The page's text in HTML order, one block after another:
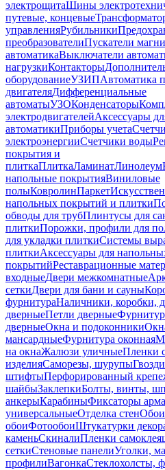
электрощитаШины
путевые, концевые
управленияРубильники
преобразователиПускатели
автоматикаВыключатели
нагрузкиКонтакторы
оборудованиеУЗИПАвтоматика
двигателяДифференциальные
автоматыУЗОКонденсаторы
электродвигателейАксессуары
автоматикиПриборы учета
электроэнергииСчетчики воды
покрытия и
плиткаПлиткаЛаминатЛинолеум
напольные покрытияВиниловые
полыКовролинПаркет
напольных покрытий и плитки
обводы для трубПлинтусы для
плиткиПорожки, профили для
для укладки плиткиСистемы
плиткиАксессуары для
покрытийРеставрационные
входныеДвери межкомнатные
сеткиДвери для бани и сауны
фурнитураНаличники, коробки,
дверныеПетли дверные
дверныеОкна и подоконники
мансардныеФурнитура оконная
на окнаЖалюзи уличныеПленки
изделияСаморезы, шурупыГвозди
штифтыПерфорированный
шайбыЗаклепкиБолты, винты,
анкерыКарабиныФиксаторы
универсальныеОтделка стенОбои
обоиФотообоиШтукатурки
каменьСкиналиПленки
сеткиСтеновые панелиУголки,
профилиВагонкаСтеклохолсты,